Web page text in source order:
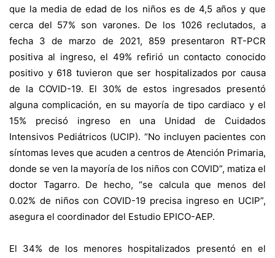
que la media de edad de los niños es de 4,5 años y que
cerca del 57% son varones. De los 1026 reclutados, a
fecha 3 de marzo de 2021, 859 presentaron RT-PCR
positiva al ingreso, el 49% refirió un contacto conocido
positivo y 618 tuvieron que ser hospitalizados por causa
de la COVID-19. El 30% de estos ingresados presentó
alguna complicación, en su mayoría de tipo cardiaco y el
15% precisó ingreso en una Unidad de Cuidados
Intensivos Pediátricos (UCIP). “No incluyen pacientes con
síntomas leves que acuden a centros de Atención Primaria,
donde se ven la mayoría de los niños con COVID”, matiza el
doctor Tagarro. De hecho, “se calcula que menos del
0.02% de niños con COVID-19 precisa ingreso en UCIP”,
asegura el coordinador del Estudio EPICO-AEP.
El 34% de los menores hospitalizados presentó en el